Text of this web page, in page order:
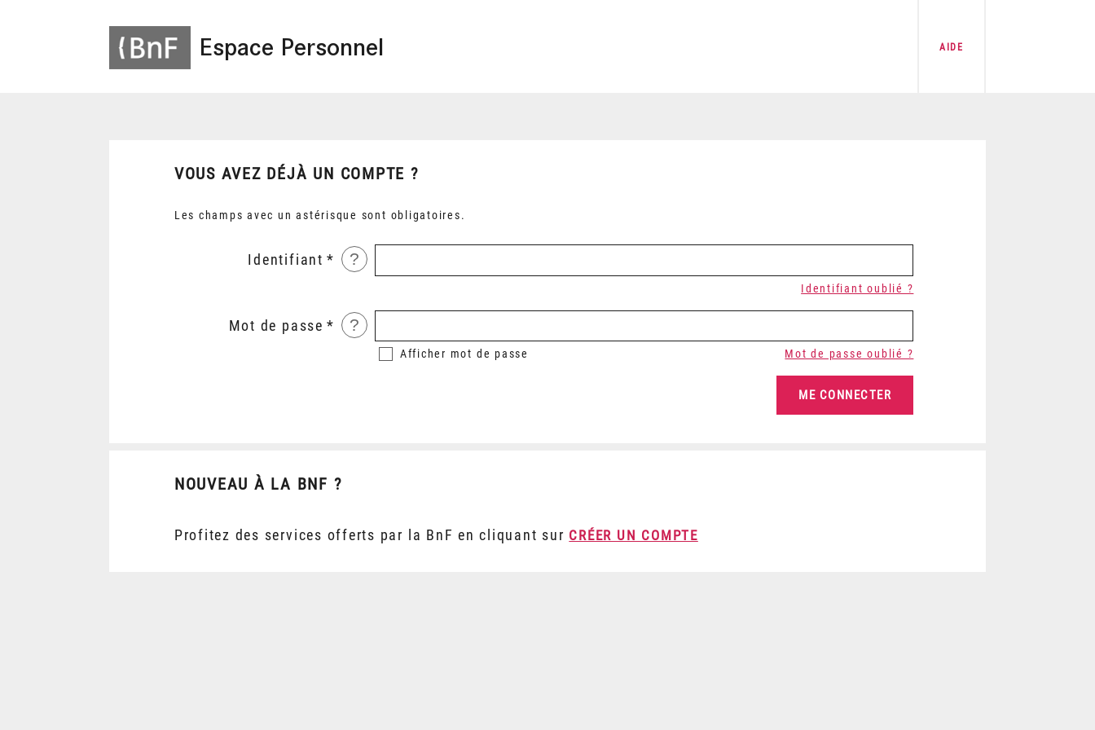
Espace Personnel AIDE
VOUS AVEZ DÉJÀ UN COMPTE ?
Les champs avec un astérisque sont obligatoires.
Identifiant ?
Identifiant oublié ?
Mot de passe ?
Afficher mot de passe Mot de passe oublié ?
NOUVEAU À LA BNF ?
Profitez des services offerts par la BnF en cliquant sur CRÉER UN COMPTE